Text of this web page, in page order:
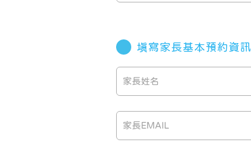
填寫家長基本預約資訊